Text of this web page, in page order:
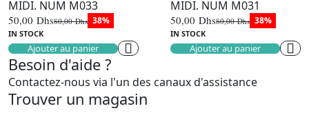
MIDI. NUM M033
80,00Dhs
Le
initial
était :
80,00 Dhs.
50,00 Dhs
Le
actuel
est :
50,00 Dhs.
38%
IN STOCK
Ajouter au panier
MIDI. NUM M031
80,00Dhs
Le
initial
50,00 Dhs
Le
actuel
38%
IN STOCK
Ajouter au panier
Besoin d'aide ?
Contactez-nous via l'un des canaux d'assistance
Trouver un magasin